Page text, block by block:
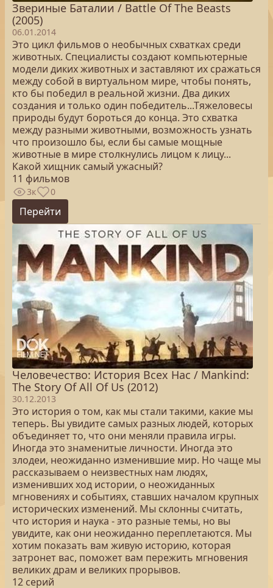
Звериные Баталии / Battle Of The Beasts
(2005)
06.01.2014
Это цикл фильмов о необычных схватках среди
животных. Специалисты создают компьютерные
модели диких животных и заставляют их сражаться
между собой в виртуальном мире, чтобы понять,
кто бы победил в реальной жизни. Два диких
создания и только один победитель...Тяжеловесы
природы будут бороться до конца. Это схватка
между разными животными, возможность узнать
что произошло бы, если бы самые мощные
животные в мире столкнулись лицом к лицу...
Какой хищник самый ужасный?
11 фильмов
3к 0
Перейти
Человечество: История Всех Нас / Mankind:
The Story Of All Of Us (2012)
30.12.2013
Это история о том, как мы стали такими, какие мы
теперь. Вы увидите самых разных людей, которых
объединяет то, что они меняли правила игры.
Иногда это знаменитые личности. Иногда это
злодеи, неожиданно изменившие мир. Но чаще мы
рассказываем о неизвестных нам людях,
изменивших ход истории, о неожиданных
мгновениях и событиях, ставших началом крупных
исторических изменений. Мы склонны считать,
что история и наука - это разные темы, но вы
увидите, как они неожиданно переплетаются. Мы
хотим показать вам живую историю, которая
затронет вас, поможет вам пережить мгновения
великих драм и великих прорывов.
12 серий